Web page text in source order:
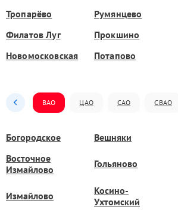
Тропарёво Румянцево
Филатов Луг
Прокшино
Новомосковская
Потапово
ВАО ЦАО САО СВАО
Богородское Вешняки
Восточное
Измайлово
Гольяново
Измайлово
Косино-
Ухтомский